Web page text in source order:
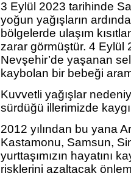
3 Eylül 2023 tarihinde
yoğun yağışların
bölgelerde ulaşım
zarar görmüştür. 4 Eylül
Nevşehir’de yaşanan
kaybolan bir bebeği
Kuvvetli yağışlar
sürdüğü illerimizde
2012 yılından bu yana
Kastamonu, Samsun,
yurttaşımızın hayatını
risklerini azaltacak